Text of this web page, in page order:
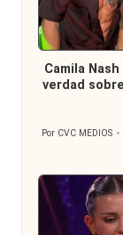
Publicada
en
Camila
verdad
Publicado
Por CVC MEDIOS